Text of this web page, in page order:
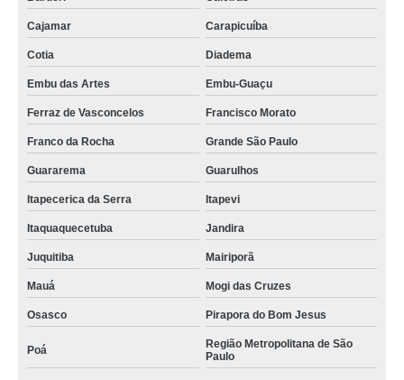
Cajamar Carapicuíba
Cotia Diadema
Embu das Artes Embu-Guaçu
Ferraz de Vasconcelos Francisco Morato
Franco da Rocha Grande São Paulo
Guararema Guarulhos
Itapecerica da Serra Itapevi
Itaquaquecetuba Jandira
Juquitiba Mairiporã
Mauá Mogi das Cruzes
Osasco Pirapora do Bom Jesus
Poá
Região Metropolitana de São
Paulo